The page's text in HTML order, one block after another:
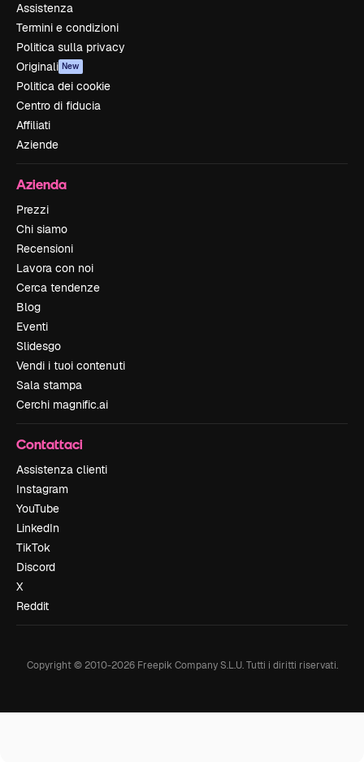
Assistenza
Termini e condizioni
Politica sulla privacy
Originali New
Politica dei cookie
Centro di fiducia
Affiliati
Aziende
Azienda
Prezzi
Chi siamo
Recensioni
Lavora con noi
Cerca tendenze
Blog
Eventi
Slidesgo
Vendi i tuoi contenuti
Sala stampa
Cerchi magnific.ai
Contattaci
Assistenza clienti
Instagram
YouTube
LinkedIn
TikTok
Discord
X
Reddit
Copyright © 2010-2026Freepik Company S.L.U. Tutti i diritti riservati.